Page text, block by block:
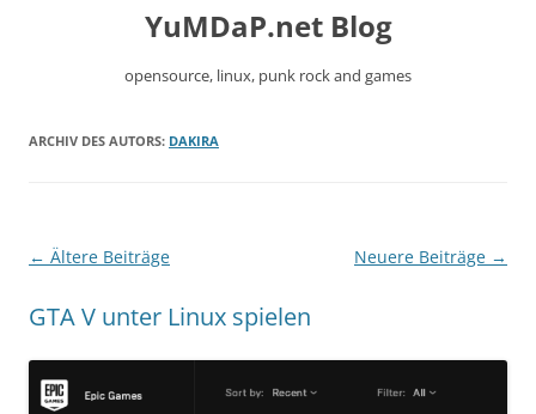
YuMDaP.net Blog
opensource, linux, punk rock and games
ARCHIV DES AUTORS: DAKIRA
Beitragsnavigation
← Ältere Beiträge Neuere Beiträge →
GTA V unter Linux spielen